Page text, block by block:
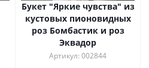
Букет "Яркие чувства" из
кустовых пионовидных
роз Бомбастик и роз
Эквадор
Артикул: 002844